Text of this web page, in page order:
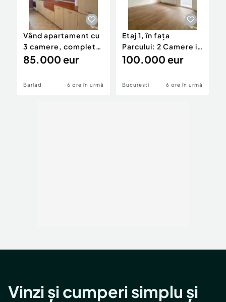
Vând apartament cu
3 camere, complet
decomandat – 66
85.000 eur
Barlad 6 ore în urmă
Etaj 1, în fața
Parcului: 2 Camere in
bloc din 87 reabi...
100.000 eur
Bucuresti 6 ore în urmă
Vinzi și cumperi simplu și